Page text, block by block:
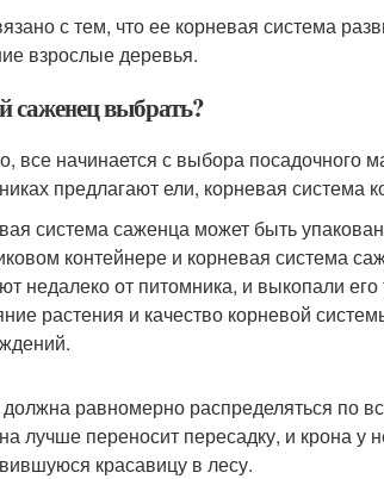
с тем, что ее корневая система
взрослые деревья.
саженец выбрать?
все начинается с выбора посадочного
предлагают ели, корневая система
система саженца может быть
контейнере и корневая система
недалеко от питомника, и выкопали
растения и качество корневой
равномерно распределяться по
лучше переносит пересадку, и крона
красавицу в лесу.